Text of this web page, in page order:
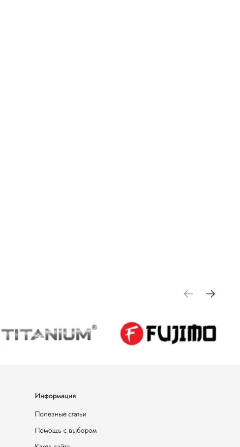
Информация
Полезные статьи
Помощь с выбором